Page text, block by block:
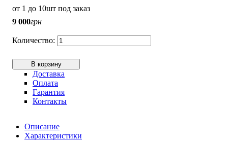
от 1 до 10шт под заказ
9 000грн
В корзину
Доставка
Оплата
Гарантия
Контакты
Описание
Характеристики